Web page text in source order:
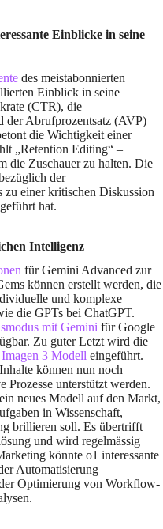
Einblicke in seine
des meistabonnierten
Einblick in seine
(CTR), die
der Abrufprozentsatz (AVP)
die Wichtigkeit einer
„Retention Editing“ –
die Zuschauer zu halten. Die
der
zu einer kritischen Diskussion
hat.
Intelligenz
für Gemini Advanced zur
können erstellt werden, die
und komplexe
die GPTs bei ChatGPT.
mit Gemini für Google
Zu guter Letzt wird die
Imagen 3 Modell eingeführt.
können nun noch
Prozesse unterstützt werden.
ein neues Modell auf den Markt,
in Wissenschaft,
brillieren soll. Es übertrifft
und wird regelmässig
könnte o1 interessante
Automatisierung
Optimierung von Workflow-